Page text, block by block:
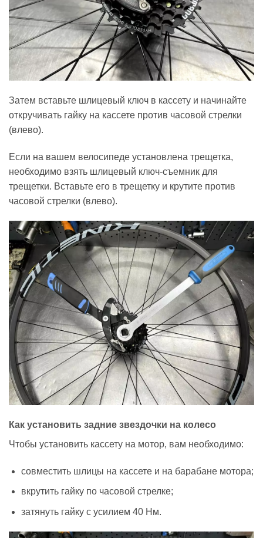
Затем вставьте шлицевый ключ в кассету и начинайте
откручивать гайку на кассете против часовой стрелки
(влево).
Если на вашем велосипеде установлена трещетка,
необходимо взять шлицевый ключ-съемник для
трещетки. Вставьте его в трещетку и крутите против
часовой стрелки (влево).
Как установить задние звездочки на колесо
Чтобы установить кассету на мотор, вам необходимо:
совместить шлицы на кассете и на барабане мотора;
вкрутить гайку по часовой стрелке;
затянуть гайку с усилием 40 Нм.